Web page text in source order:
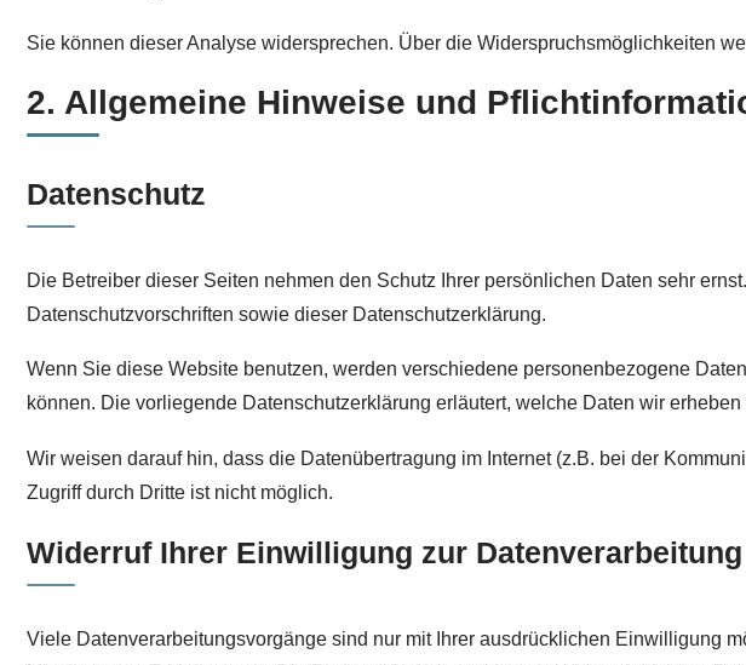
Sie können dieser Analyse widersprechen. Über die Widerspruchsmöglichkeiten
2. Allgemeine Hinweise und
Datenschutz
Die Betreiber dieser Seiten nehmen den Schutz Ihrer persönlichen Daten sehr
Datenschutzvorschriften sowie dieser Datenschutzerklärung.
Wenn Sie diese Website benutzen, werden verschiedene personenbezogene
können. Die vorliegende Datenschutzerklärung erläutert, welche Daten wir
Wir weisen darauf hin, dass die Datenübertragung im Internet (z.B. bei der
Zugriff durch Dritte ist nicht möglich.
Widerruf Ihrer Einwilligung zur Datenverarbeitung
Viele Datenverarbeitungsvorgänge sind nur mit Ihrer ausdrücklichen Einwilligung